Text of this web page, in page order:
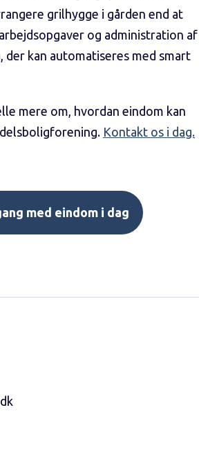
grilhygge i gården end at
og administration af
der kan automatiseres med smart
mere om, hvordan eindom kan
Kontakt os i dag.
med eindom i dag